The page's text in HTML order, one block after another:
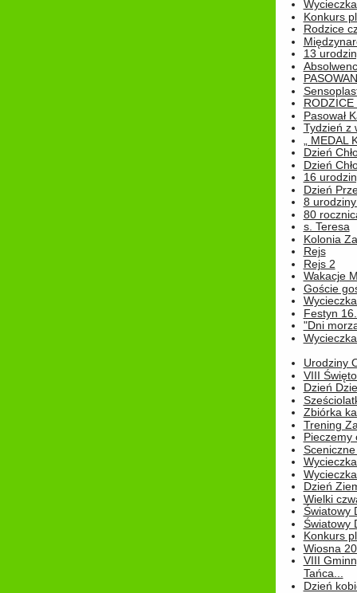
Konkurs
Rodzice
13
Pasował
Tydzień z
„
Dzień
Dzień
16
Dzień
8
80
s. Teresa
Kolonia
Rejs
Rejs 2
Wakacje
Goście
Festyn
"Dni
Urodziny
VIII
Dzień
Zbiórka
Trening
Pieczemy
Dzień
Wielki
Światowy
Światowy
Konkurs
Wiosna
VIII
Tańca...
Dzień